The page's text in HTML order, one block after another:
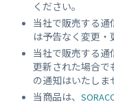
ください。
当社で販売する通
は予告なく変更・
当社で販売する通
更新された場合で
の通知はいたしま
当商品は、